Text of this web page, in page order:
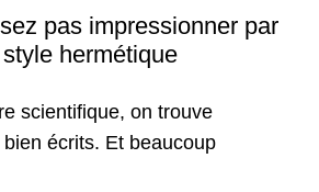
pas impressionner par
hermétique
scientifique, on trouve
écrits. Et beaucoup